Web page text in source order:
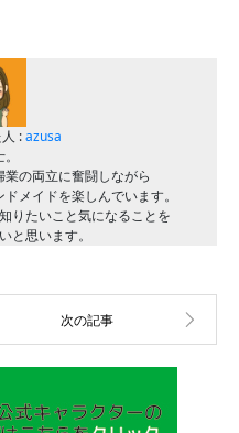
:azusa
の両立に奮闘しながら
メイドを楽しんでいます。
りたいこと気になることを
と思います。